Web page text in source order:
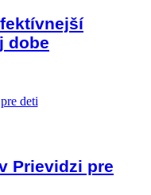
dobe
Prievidzi pre